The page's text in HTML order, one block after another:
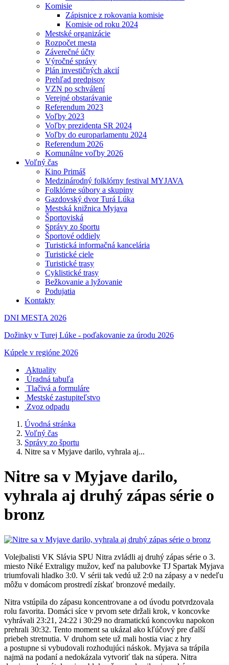
Komisie
Zápisnice z rokovania komisie
Komisie od roku 2024
Mestské organizácie
Rozpočet mesta
Záverečné účty
Výročné správy
Plán investičných akcií
Prehľad predpisov
VZN po schválení
Verejné obstarávanie
Referendum 2023
Voľby 2023
Voľby prezidenta SR 2024
Voľby do europarlamentu 2024
Referendum 2026
Komunálne voľby 2026
Voľný čas
Kino Primáš
Medzinárodný folklórny festival MYJAVA
Folklórne súbory a skupiny
Gazdovský dvor Turá Lúka
Mestská knižnica Myjava
Športoviská
Správy zo športu
Športové oddiely
Turistická informačná kancelária
Turistické ciele
Turistické trasy
Cyklistické trasy
Bežkovanie a lyžovanie
Podujatia
Kontakty
DNI MESTA 2026
Dožinky v Turej Lúke - poďakovanie za úrodu 2026
Kúpele v regióne 2026
Aktuality
Úradná tabuľa
Tlačivá a formuláre
Mestské zastupiteľstvo
Zvoz odpadu
Úvodná stránka
Voľný čas
Správy zo športu
Nitre sa v Myjave darilo, vyhrala aj...
Nitre sa v Myjave darilo,
vyhrala aj druhý zápas série o
bronz
Volejbalisti VK Slávia SPU Nitra zvládli aj druhý zápas série o 3.
miesto Niké Extraligy mužov, keď na palubovke TJ Spartak Myjava
triumfovali hladko 3:0. V sérii tak vedú už 2:0 na zápasy a v nedeľu
môžu v domácom prostredí získať bronzové medaily.
Nitra vstúpila do zápasu koncentrovane a od úvodu potvrdzovala
rolu favorita. Domáci síce v prvom sete držali krok, v koncovke
vyhrávali 23:21, 24:22 i 30:29 no dramatickú koncovku napokon
prehrali 30:32. Tento moment sa ukázal ako kľúčový pre ďalší
priebeh stretnutia. V druhom sete už mali hostia viac z hry
a postupne si vybudovali rozhodujúci náskok. Myjava sa trápila
najmä na podaní a nedokázala vytvoriť tlak na súpera. Nitra